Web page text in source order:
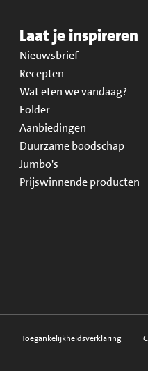
Laat je inspireren
Nieuwsbrief
Recepten
Wat eten we vandaag?
Folder
Aanbiedingen
Duurzame boodschap
Jumbo's
Prijswinnende producten
Toegankelijkheidsverklaring